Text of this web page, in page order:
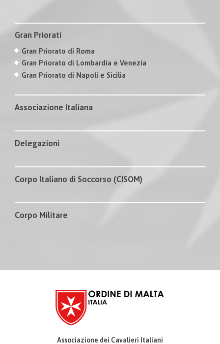
Gran Priorati
Gran Priorato di Roma
Gran Priorato di Lombardia e Venezia
Gran Priorato di Napoli e Sicilia
Associazione Italiana
Delegazioni
Corpo Italiano di Soccorso (CISOM)
Corpo Militare
Associazione dei Cavalieri Italiani